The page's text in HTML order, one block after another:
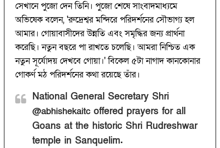
সেখানে পুজো দেন তিনি। পুজো শেষে সাংবাদমাধ্যমে
অভিষেক বলেন, 'রুদ্রেশ্বর মন্দিরে পরিদর্শনের সৌভাগ্য হল
আমার। গোয়াবাসীদের উন্নতি এবং সমৃদ্ধির জন্য প্রার্থনা
করেছি। নতুন বছরে পা রাখতে চলেছি। আমরা নিশ্চিত এক
নতুন সূর্যোদয় দেখবে গোয়া।' বিকেল ৫টা নাগাদ কানকোনার
গোকর্ণ মঠ পরিদর্শনের কথা রয়েছে তাঁর।
National General Secretary Shri
@abhishekaitc offered prayers for all
Goans at the historic Shri Rudreshwar
temple in Sanquelim.